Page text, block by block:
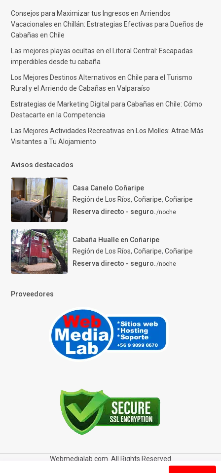
Consejos para Maximizar tus Ingresos en Arriendos
Vacacionales en Chillán: Estrategias Efectivas para Dueños de
Cabañas en Chile
Las mejores playas ocultas en el Litoral Central: Escapadas
imperdibles desde tu cabaña
Los Mejores Destinos Alternativos en Chile para el Turismo
Rural y el Arriendo de Cabañas en Valparaíso
Estrategias de Marketing Digital para Cabañas en Chile: Cómo
Destacarte en la Competencia
Las Mejores Actividades Recreativas en Los Molles: Atrae Más
Visitantes a Tu Alojamiento
Avisos destacados
Casa Canelo Coñaripe
Región de Los Ríos, Coñaripe, Coñaripe
Reserva directo - seguro./noche
Cabaña Hualle en Coñaripe
Región de Los Ríos, Coñaripe, Coñaripe
Reserva directo - seguro./noche
Proveedores
Webmedialab.com. All Rights Reserved
Política de privacidad